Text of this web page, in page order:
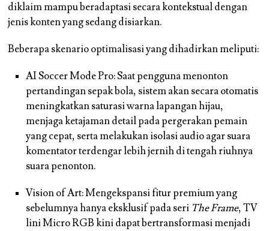
diklaim mampu beradaptasi secara kontekstual dengan
jenis konten yang sedang disiarkan.
Beberapa skenario optimalisasi yang dihadirkan meliputi:
AI Soccer Mode Pro: Saat pengguna menonton
pertandingan sepak bola, sistem akan secara otomatis
meningkatkan saturasi warna lapangan hijau,
menjaga ketajaman detail pada pergerakan pemain
yang cepat, serta melakukan isolasi audio agar suara
komentator terdengar lebih jernih di tengah riuhnya
suara penonton.
Vision of Art: Mengekspansi fitur premium yang
sebelumnya hanya eksklusif pada seri The Frame, TV
lini Micro RGB kini dapat bertransformasi menjadi